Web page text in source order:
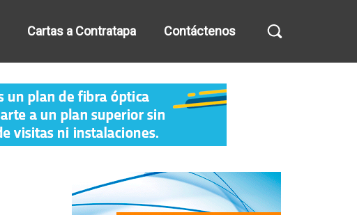
Cartas a Contratapa Contáctenos